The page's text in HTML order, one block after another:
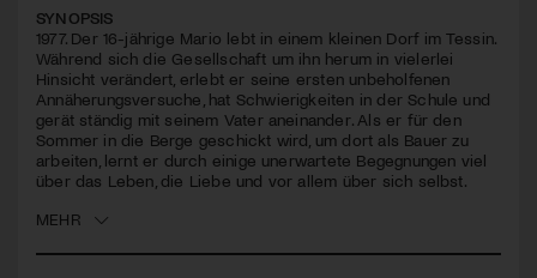
SYNOPSIS
1977. Der 16-jährige Mario lebt in einem kleinen Dorf im Tessin.
Während sich die Gesellschaft um ihn herum in vielerlei
Hinsicht verändert, erlebt er seine ersten unbeholfenen
Annäherungsversuche, hat Schwierigkeiten in der Schule und
gerät ständig mit seinem Vater aneinander. Als er für den
Sommer in die Berge geschickt wird, um dort als Bauer zu
arbeiten, lernt er durch einige unerwartete Begegnungen viel
über das Leben, die Liebe und vor allem über sich selbst.
MEHR